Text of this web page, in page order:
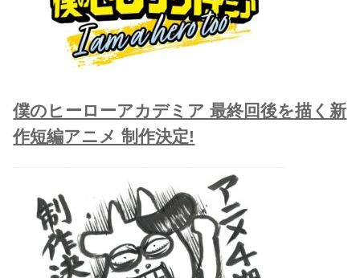
僕のヒーローアカデミア 最終回後を描く新
作短編アニメ 制作決定!